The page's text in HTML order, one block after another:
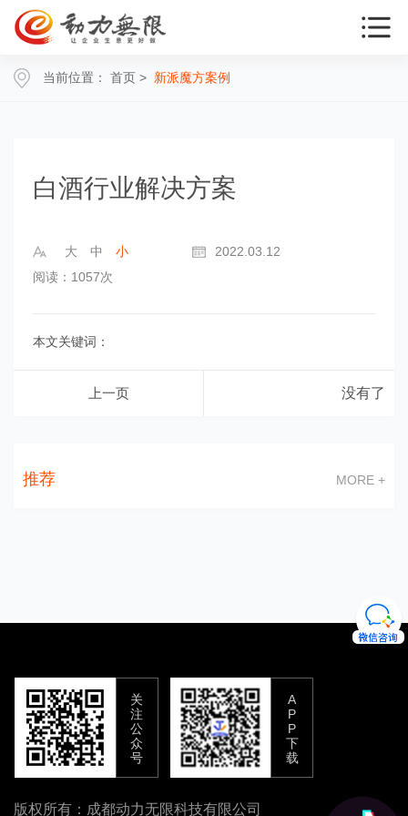
当前位置： 首页 > 新派魔方案例
白酒行业解决方案
大 中 小
2022.03.12
阅读：1057次
本文关键词：
上一页 没有了
推荐 MORE +
关
注
公
众
号
A
P
P
下
载
版权所有：成都动力无限科技有限公司